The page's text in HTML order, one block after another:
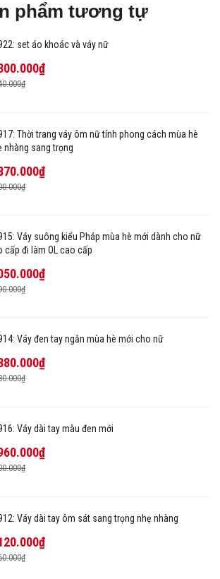
phẩm tương tự
set áo khoác và váy nữ
Thời trang váy ôm nữ tính phong cách mùa hè
nhàng sang trọng
Váy suông kiểu Pháp mùa hè mới dành cho nữ
cấp đi làm OL cao cấp
Váy đen tay ngắn mùa hè mới cho nữ
Váy dài tay màu đen mới
Váy dài tay ôm sát sang trọng nhẹ nhàng